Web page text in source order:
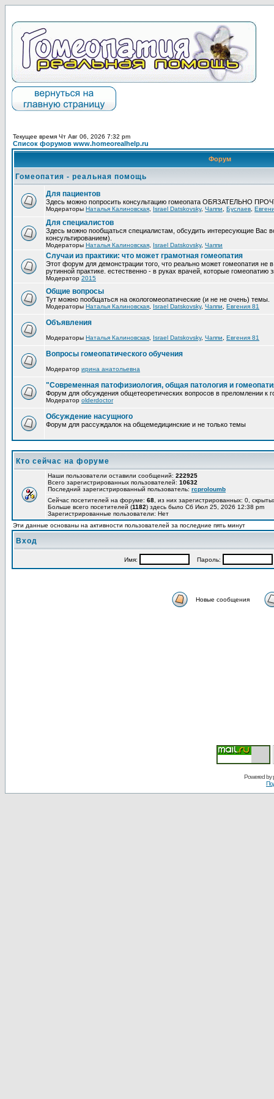
Текущее время Чт Авг 06, 2026 7:32 pm
Список форумов www.homeorealhelp.ru
Форум
Гомеопатия - реальная помощь
Для пациентов
Здесь можно попросить консультацию гомеопата ОБЯЗАТЕЛЬНО
Модераторы Наталья Калиновская Israel Datskovsky, Чаппи Буслаев
Для специалистов
Здесь можно пообщаться специалистам, обсудить интересующие Вас
консультированием).
Модераторы Наталья Калиновская Israel Datskovsky, Чаппи
Случаи из практики: что может грамотная гомеопатия
Этот форум для демонстрации того, что реально может гомеопатия не
рутинной практике. естественно - в руках врачей, которые гомеопатию
Модератор 2015
Общие вопросы
Тут можно пообщаться на окологомеопатические (и не не очень) темы.
Модераторы Наталья Калиновская Israel Datskovsky, Чаппи Евгения 81
Объявления
Модераторы Наталья Калиновская Israel Datskovsky, Чаппи Евгения 81
Вопросы гомеопатического обучения
Модератор ирина анатольевна
"Современная патофизиология, общая патология и
Форум для обсуждения общетеоретических вопросов в преломлении к
Модератор olderdoctor
Обсуждение насущного
Форум для рассуждалок на общемедицинские и не только темы
Кто сейчас на форуме
Наши пользователи оставили сообщений: 222925
Всего зарегистрированных пользователей: 10632
Последний зарегистрированный пользователь: rcproloumb
Сейчас посетителей на форуме: 68 , из них зарегистрированных: 0,
Больше всего посетителей (1182) здесь было Сб Июл 25, 2026 12:38 pm
Зарегистрированные пользователи: Нет
Эти данные основаны на активности пользователей за последние пять минут
Вход
Имя: Пароль:
Новые сообщения
Powered by